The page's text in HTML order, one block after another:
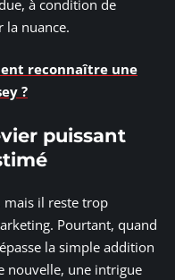
à condition de
la nuance.
reconnaître une
?
puissant
mais il reste trop
Pourtant, quand
la simple addition
nouvelle, une intrigue